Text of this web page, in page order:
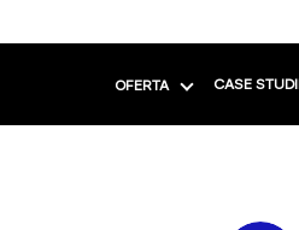
OFERTA CASE